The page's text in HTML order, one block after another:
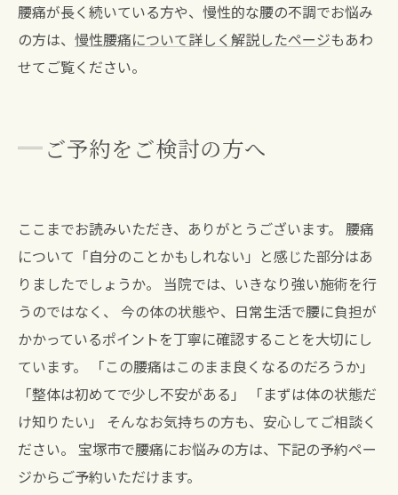
腰痛が長く続いている方や、慢性的な腰の不調でお悩み
の方は、 慢性腰痛について詳しく解説したページもあわ
せてご覧ください。
ご予約をご検討の方へ
ここまでお読みいただき、ありがとうございます。 腰痛
について「自分のことかもしれない」と感じた部分はあ
りましたでしょうか。 当院では、いきなり強い施術を行
うのではなく、 今の体の状態や、日常生活で腰に負担が
かかっているポイントを丁寧に確認することを大切にし
ています。 「この腰痛はこのまま良くなるのだろうか」
「整体は初めてで少し不安がある」 「まずは体の状態だ
け知りたい」 そんなお気持ちの方も、安心してご相談く
ださい。 宝塚市で腰痛にお悩みの方は、下記の予約ペー
ジからご予約いただけます。